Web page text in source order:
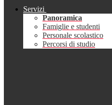
Servizi
Panoramica
Famiglie e studenti
Personale scolastico
Percorsi di studio